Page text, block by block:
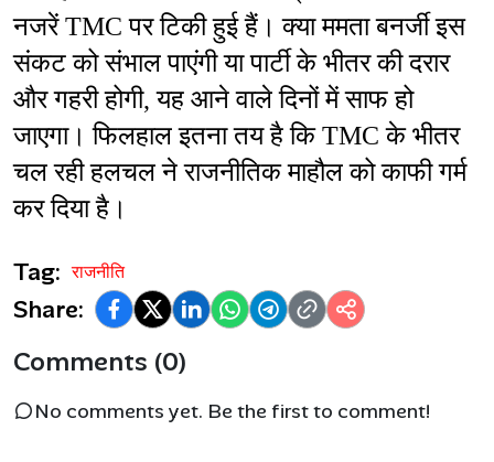
नजरें TMC पर टिकी हुई हैं। क्या ममता बनर्जी इस
संकट को संभाल पाएंगी या पार्टी के भीतर की दरार
और गहरी होगी, यह आने वाले दिनों में साफ हो
जाएगा। फिलहाल इतना तय है कि TMC के भीतर
चल रही हलचल ने राजनीतिक माहौल को काफी गर्म
कर दिया है।
Tag: राजनीति
Share:
Comments (0)
No comments yet. Be the first to comment!